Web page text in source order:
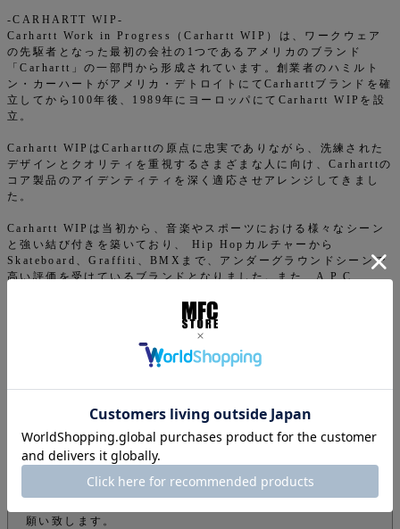
-CARHARTT WIP-
Carhartt Work in Progress（Carhartt WIP）は、ワークウェア
の先駆者となった最初の会社の1つであるアメリカのブランド
「Carhartt」の一部門から形成されています。創業者のハミルト
ン・カーハートがアメリカ・デトロイトにてCarharttブランドを確
立してから100年後、1989年にヨーロッパにてCarhartt WIPを設
立。
Carhartt WIPはCarharttの原点に忠実でありながら、洗練された
デザインとクオリティを重視するさまざまな人に向け、Carharttの
コア製品のアイデンティティを深く適応させアレンジしてきまし
た。
Carhartt WIPは当初から、音楽やスポーツにおける様々なシーン
と強い結び付きを築いており、 Hip Hopカルチャーから
Skateboard、Graffiti、BMXまで、アンダーグラウンドシーンで
高い評価を受けているブランドとなりました。また、A.P.C.、
ンドとのエクスクルーシブなコラボレーションも行っています。
商品についてのお問い合わせ
ご注文について
願い致します。